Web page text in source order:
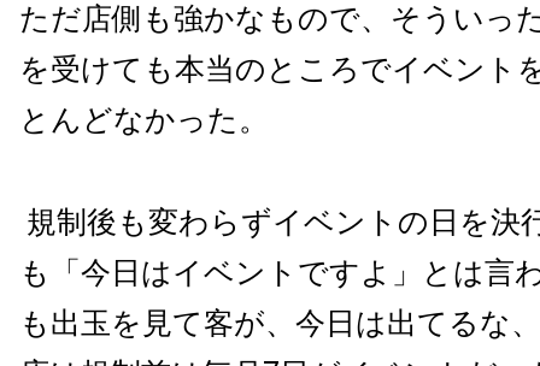
ただ店側も強かなもので、そういっ
を受けても本当のところでイベント
とんどなかった。
規制後も変わらずイベントの日を決
も「今日はイベントですよ」とは言
も出玉を見て客が、今日は出てるな